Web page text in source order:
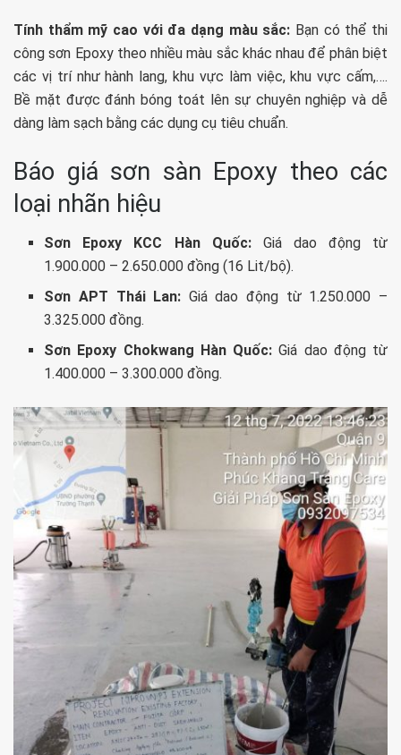
Tính thẩm mỹ cao với đa dạng màu sắc: Bạn có thể thi
công sơn Epoxy theo nhiều màu sắc khác nhau để phân biệt
các vị trí như hành lang, khu vực làm việc, khu vực cấm,….
Bề mặt được đánh bóng toát lên sự chuyên nghiệp và dễ
dàng làm sạch bằng các dụng cụ tiêu chuẩn.
Báo giá sơn sàn Epoxy theo các
loại nhãn hiệu
Sơn Epoxy KCC Hàn Quốc:Giá dao động từ
1.900.000 – 2.650.000 đồng (16 Lit/bộ).
Sơn APT Thái Lan: Giá dao động từ 1.250.000 –
3.325.000 đồng.
Sơn Epoxy Chokwang Hàn Quốc:Giá dao động từ
1.400.000 – 3.300.000 đồng.